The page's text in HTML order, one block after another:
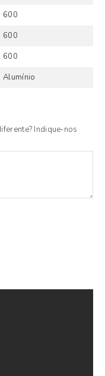
600
600
600
Alumínio
Indique-nos